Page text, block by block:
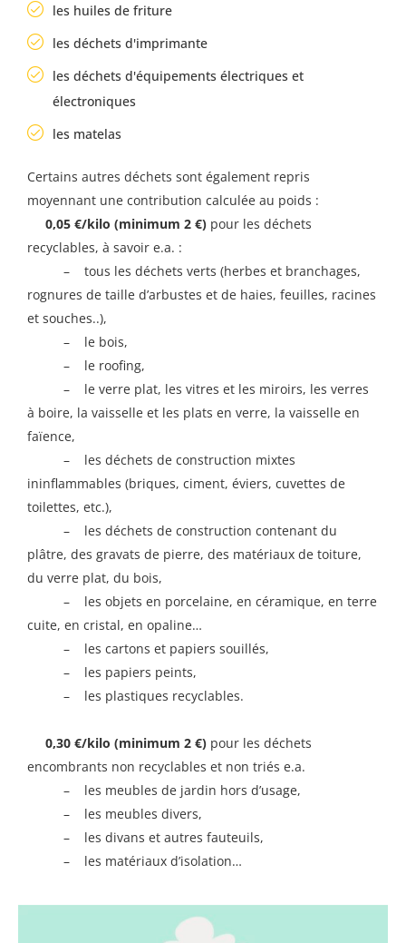
les huiles de friture
les déchets d'imprimante
les déchets d'équipements électriques et
électroniques
les matelas
Certains autres déchets sont également repris
moyennant une contribution calculée au poids :
0,05 €/kilo (minimum 2 €) pour les déchets
recyclables, à savoir e.a. :
– tous les déchets verts (herbes et branchages,
rognures de taille d’arbustes et de haies, feuilles, racines
et souches..),
– le bois,
– le roofing,
– le verre plat, les vitres et les miroirs, les verres
à boire, la vaisselle et les plats en verre, la vaisselle en
faïence,
– les déchets de construction mixtes
ininflammables (briques, ciment, éviers, cuvettes de
toilettes, etc.),
– les déchets de construction contenant du
plâtre, des gravats de pierre, des matériaux de toiture,
du verre plat, du bois,
– les objets en porcelaine, en céramique, en terre
cuite, en cristal, en opaline…
– les cartons et papiers souillés,
– les papiers peints,
– les plastiques recyclables.
0,30 €/kilo (minimum 2 €) pour les déchets
encombrants non recyclables et non triés e.a.
– les meubles de jardin hors d’usage,
– les meubles divers,
– les divans et autres fauteuils,
– les matériaux d’isolation…